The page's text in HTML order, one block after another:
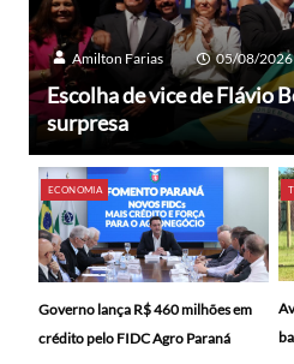
Amilton Farias 05/08/2026
Escolha de vice de Flávio
surpresa
ECONOMIA
Governo lança R$ 460 milhões em
crédito pelo FIDC Agro Paraná